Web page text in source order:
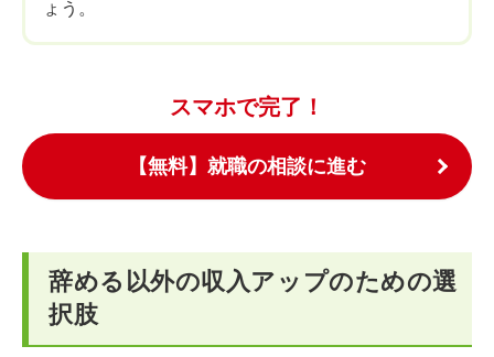
ょう。
スマホで完了！
【無料】就職の相談に進む
辞める以外の収入アップのための選
択肢